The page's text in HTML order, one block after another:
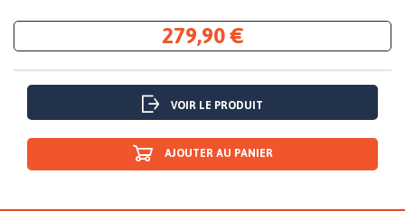
279,90 €
VOIR LE PRODUIT
AJOUTER AU PANIER